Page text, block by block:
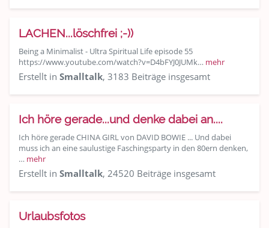
LACHEN...löschfrei ;-))
Being a Minimalist - Ultra Spiritual Life episode 55
https://www.youtube.com/watch?v=D4bFYJ0JUMk… mehr
Erstellt in Smalltalk, 3183 Beiträge insgesamt
Ich höre gerade...und denke dabei an....
Ich höre gerade CHINA GIRL von DAVID BOWIE ... Und dabei
muss ich an eine saulustige Faschingsparty in den 80ern denken,
… mehr
Erstellt in Smalltalk, 24520 Beiträge insgesamt
Urlaubsfotos